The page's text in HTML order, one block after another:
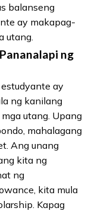
balanseng
ay makapag-
utang.
ng
ay
ng kanilang
utang. Upang
mahalagang
Ang unang
kita ng
ng
kita mula
Kapag